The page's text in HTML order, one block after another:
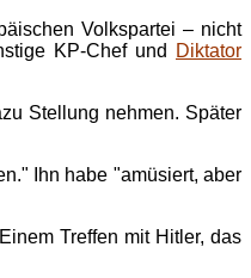
Volkspartei – nicht
KP-Chef und
Diktator
Stellung nehmen. Später
Ihn habe "amüsiert, aber
Treffen mit Hitler, das